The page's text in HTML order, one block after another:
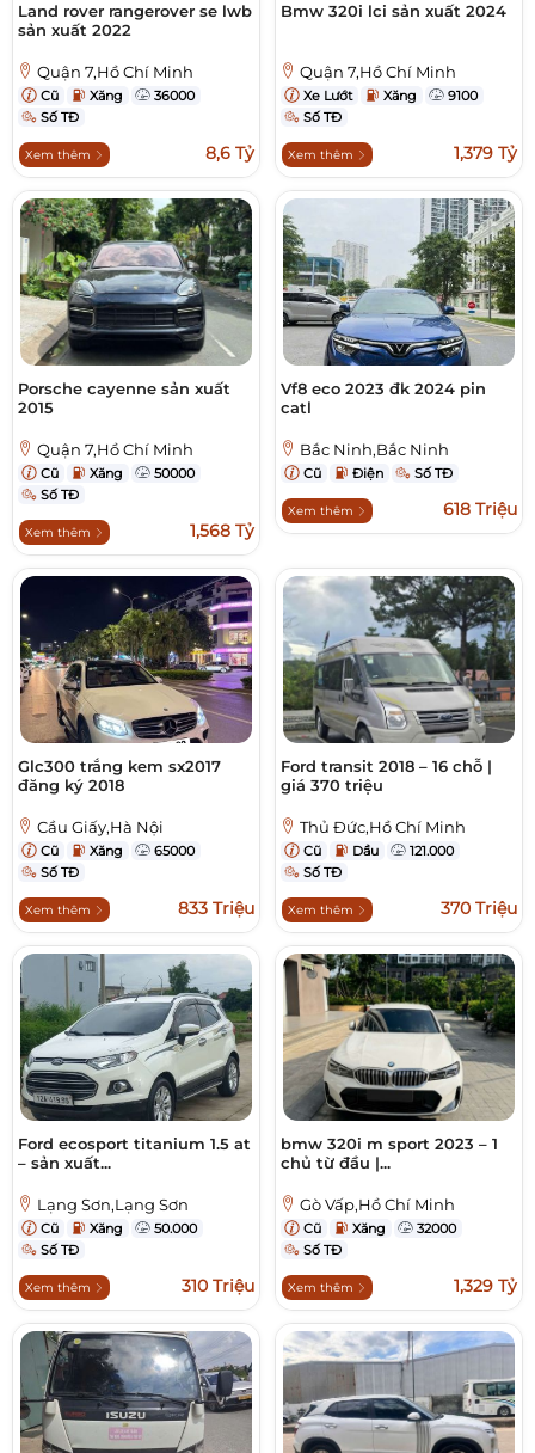
Land rover rangerover se lwb
sản xuất 2022
Quận 7,Hồ Chí Minh
Cũ Xăng
36000
Số TĐ
Xem thêm 8,6 Tỷ
Bmw 320i lci sản xuất 2024
Quận 7,Hồ Chí Minh
Xe Lướt Xăng
9100
Số TĐ
Xem thêm 1,379 Tỷ
Porsche cayenne sản xuất
2015
Quận 7,Hồ Chí Minh
Cũ Xăng
50000
Số TĐ
Xem thêm 1,568 Tỷ
Vf8 eco 2023 đk 2024 pin
catl
Bắc Ninh,Bắc Ninh
Cũ Điện Số TĐ
Xem thêm 618 Triệu
Glc300 trắng kem sx2017
đăng ký 2018
Cầu Giấy,Hà Nội
Cũ Xăng
65000
Số TĐ
Xem thêm 833 Triệu
Ford transit 2018 – 16 chỗ |
giá 370 triệu
Thủ Đức,Hồ Chí Minh
Cũ Dầu
121.000
Số TĐ
Xem thêm 370 Triệu
Ford ecosport titanium 1.5 at
– sản xuất...
Lạng Sơn,Lạng Sơn
Cũ Xăng
50.000
Số TĐ
Xem thêm 310 Triệu
bmw 320i m sport 2023 – 1
chủ từ đầu |...
Gò Vấp,Hồ Chí Minh
Cũ Xăng
32000
Số TĐ
Xem thêm 1,329 Tỷ